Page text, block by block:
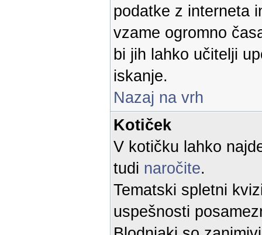
podatke z interneta
vzame ogromno
bi jih lahko učitelji
iskanje.
Nazaj na vrh
Kotiček
V kotičku lahko
tudi naročite.
Tematski spletni
uspešnosti